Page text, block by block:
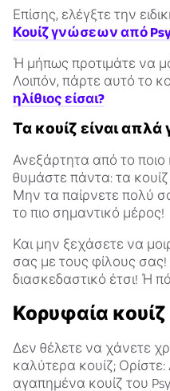
Επίσης, ελέγξτε την
Κουίζ γνώσεων από
Ή μήπως προτιμάτε να
Λοιπόν, πάρτε αυτό το
ηλίθιος είσαι?
Τα κουίζ είναι απλά
Ανεξάρτητα από το ποιο
θυμάστε πάντα: τα κουίζ
Μην τα παίρνετε πολύ
το πιο σημαντικό μέρος!
Και μην ξεχάσετε να
σας με τους φίλους σας!
διασκεδαστικό έτσι! Ή
Κορυφαία κουίζ
Δεν θέλετε να χάνετε
καλύτερα κουίζ; Ορίστε:
αγαπημένα κουίζ του